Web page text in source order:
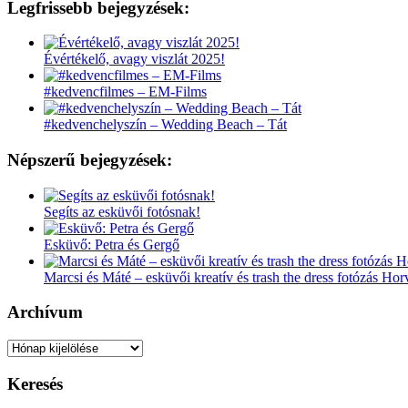
Legfrissebb bejegyzések:
Évértékelő, avagy viszlát 2025!
#kedvencfilmes – EM-Films
#kedvenchelyszín – Wedding Beach – Tát
Népszerű bejegyzések:
Segíts az esküvői fotósnak!
Esküvő: Petra és Gergő
Marcsi és Máté – esküvői kreatív és trash the dress fotózás
Archívum
Archívum
Keresés